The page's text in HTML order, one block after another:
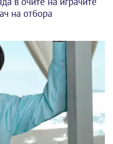
на отбора